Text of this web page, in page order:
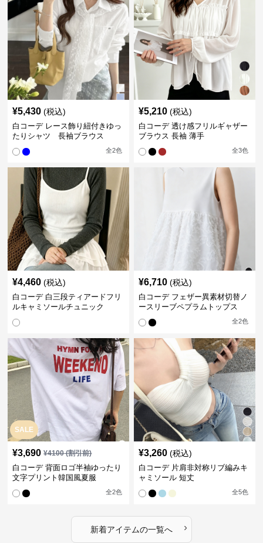
¥5,430 (税込)
白コーデ レース飾り紐付きゆっ
たりシャツ 長袖ブラウス
全2色
¥5,210 (税込)
白コーデ 透け感フリルギャザー
ブラウス 長袖 薄手
全3色
¥4,460 (税込)
白コーデ 白三段ティアードフリ
ルキャミソールチュニック
¥6,710 (税込)
白コーデ フェザー異素材切替ノ
ースリーブペプラムトップス
全2色
SALE
¥3,690 ¥4100(割引前)
白コーデ 背面ロゴ半袖ゆったり
文字プリント韓国風夏服
全2色
¥3,260 (税込)
白コーデ 片肩非対称リブ編みキ
ャミソール 短丈
全5色
新着アイテムの一覧へ ›